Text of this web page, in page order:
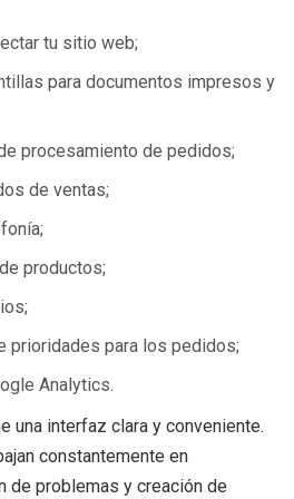
tu sitio web;
para documentos impresos y
procesamiento de pedidos;
de ventas;
productos;
prioridades para los pedidos;
Analytics.
una interfaz clara y conveniente.
constantemente en
de problemas y creación de